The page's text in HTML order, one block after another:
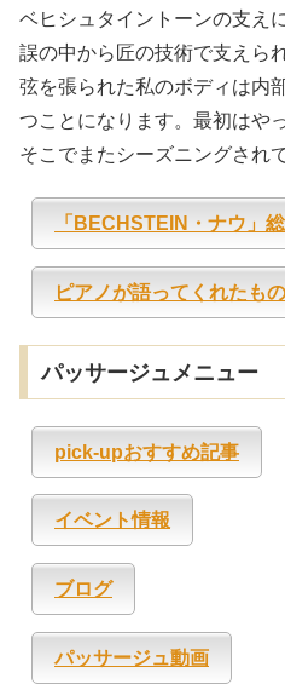
ベヒシュタイントーンの支え
誤の中から匠の技術で支えら
弦を張られた私のボディは内
つことになります。最初はや
そこでまたシーズニングされ
「BECHSTEIN・ナウ」
ピアノが語ってくれたもの
パッサージュメニュー
pick-upおすすめ記事
イベント情報
ブログ
パッサージュ動画